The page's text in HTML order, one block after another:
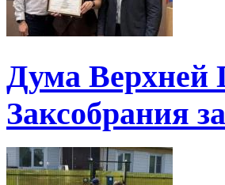
Дума
Заксобрания